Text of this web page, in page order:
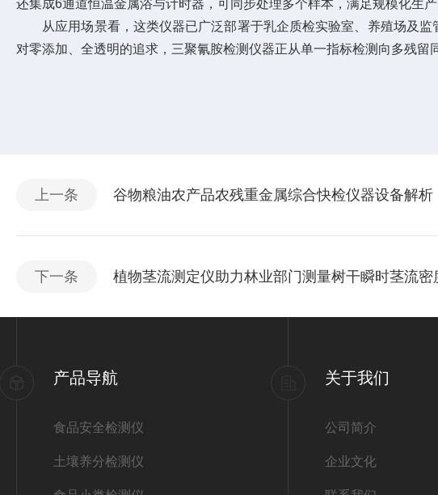
还集成6通道恒温金属浴与计时器，可同步处理多个样本，满足规模化生产
从应用场景看，这类仪器已广泛部署于乳企质检实验室、养殖场及监
对零添加、全透明的追求，三聚氰胺检测仪器正从单一指标检测向多残留
上一条 谷物粮油农产品农残重金属综合快检仪器设备解析
下一条 植物茎流测定仪助力林业部门测量树干瞬时茎流密
产品导航
食品安全检测仪
土壤养分检测仪
关于我们
公司简介
企业文化